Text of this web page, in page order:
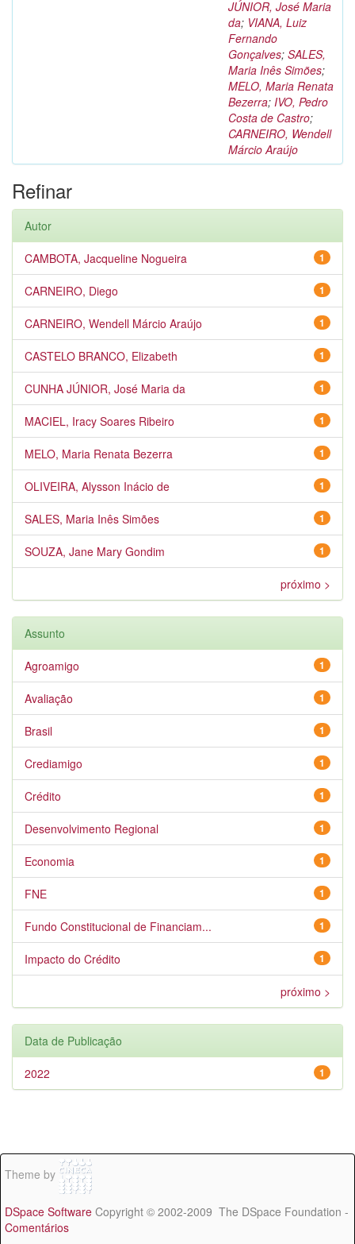
JÚNIOR, José Maria
da; VIANA, Luiz
Fernando
Gonçalves; SALES,
Maria Inês Simões;
MELO, Maria Renata
Bezerra; IVO, Pedro
Costa de Castro;
CARNEIRO, Wendell
Márcio Araújo
Refinar
Autor
1
CAMBOTA, Jacqueline Nogueira
1
CARNEIRO, Diego
1
CARNEIRO, Wendell Márcio Araújo
1
CASTELO BRANCO, Elizabeth
1
CUNHA JÚNIOR, José Maria da
1
MACIEL, Iracy Soares Ribeiro
1
MELO, Maria Renata Bezerra
1
OLIVEIRA, Alysson Inácio de
1
SALES, Maria Inês Simões
1
SOUZA, Jane Mary Gondim
próximo >
Assunto
1
Agroamigo
1
Avaliação
1
Brasil
1
Crediamigo
1
Crédito
1
Desenvolvimento Regional
1
Economia
1
FNE
1
Fundo Constitucional de Financiam...
1
Impacto do Crédito
próximo >
Data de Publicação
1
2022
Theme by
DSpace Software Copyright © 2002-2009 The DSpace Foundation -
Comentários